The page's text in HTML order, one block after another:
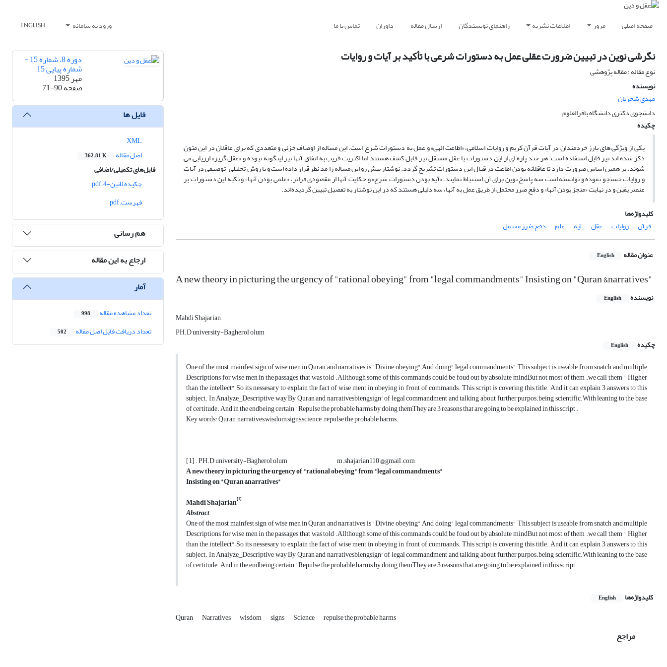
صفحه اصلی مرور اطلاعات نشریه راهنمای نویسندگان ارسال مقاله داوران تماس با ما ورود به سامانه ENGLISH
نگرشی نوین در تبیین ضرورت عقلی عمل به دستورات شرعی با تأکید بر آیات و روایات
نوع مقاله : مقاله پژوهشی
نویسنده
مهدی شجریان
دانشجوی دکتری دانشگاه باقرالعلوم
چکیده
یکی از ویژگی های بارز خردمندان در آیات قرآن کریم و روایات اسلامی، «اطاعت الهی» و عمل به دستورات شرع است. این مساله از اوصاف جزئی و متعددی که برای عاقلان در این متون
ذکر شده اند نیز قابل استفاده است. هر چند پاره ای از این دستورات با عقل مستقل نیز قابل کشف هستند اما اکثریت قریب به اتفاق آنها نیز اینگونه نبوده و «عقل گریز» ارزیابی می
شوند. بر همین اساس ضرورت دارد تا عاقلانه بودن اطاعت در قبال این دستورات تشریح گردد. نوشتار پیش رو این مساله را مد نظر قرار داده است و با روش تحلیلی – توصیفی در آیات
و روایات جستجو نموده و توانسته است سه پاسخ نوین برای آن استنباط نمایند. «آیه بودن دستورات شرع» و حکایت آنها از مقصودی فراتر، «علمی بودن آنها» و تکیه این دستورات بر
عنصر یقین و در نهایت «منجز بودن آنها» و دفع ضرر محتمل از طریق عمل به آنها، سه دلیلی هستند که در این نوشتار به تفصیل تبیین گردیده‌اند.
کلیدواژه‌ها
قرآن
روایات عقل آیه علم دفع ضرر محتمل
عنوان مقاله English
A new theory in picturing the urgency of "rational obeying" from "legal commandments" Insisting on "Quran &narratives"
نویسنده English
Mahdi Shajarian
PH.D university-Bagherol olum
چکیده
English
One of the most mainfest sign of wise men in Quran and narratives is "Divine obeying" And doing" legal commandments" This subject is useable from snatch and multiple
Descriptions for wise men in the passages that was told .Allthough some of this commands could be foud out by absolute mindBut not most of them .we call them " Higher
than the intellect" So its nessesary to explain the fact of wise ment in obeying in front of commands. This script is covering this title. And it can explain 3 answers to this
subject. In Analyze_Descriptive way By Quran and narrativesbiengsign"of legal commandment and talking about further purpos.being scientific.With leaning to the base
of certitude. And in the endbeing certain "Repulse the probable harms by doing themThey are 3 reasons that are going to be explained in this script .
Key words: Quran ,narratives,wisdom,signs,science, repulse the probable harms.
[1] . PH.D university-Bagherol olum m.shajarian110 @gmail.com
A new theory in picturing the urgency of "rational obeying" from "legal commandments"
Insisting on "Quran &narratives"
Mahdi Shajarian[1]
Abstract
One of the most mainfest sign of wise men in Quran and narratives is "Divine obeying" And doing" legal commandments" This subject is useable from snatch and multiple
Descriptions for wise men in the passages that was told .Allthough some of this commands could be foud out by absolute mindBut not most of them .we call them " Higher
than the intellect" So its nessesary to explain the fact of wise ment in obeying in front of commands. This script is covering this title. And it can explain 3 answers to this
subject. In Analyze_Descriptive way By Quran and narrativesbiengsign"of legal commandment and talking about further purpos.being scientific.With leaning to the base
of certitude. And in the endbeing certain "Repulse the probable harms by doing themThey are 3 reasons that are going to be explained in this script .
کلیدواژه‌ها English
Quran Narratives wisdom signs Science repulse the probable harms
مراجع
دوره 8، شماره 15 -
شماره پیاپی 15
مهر 1395
صفحه71-90
فایل ها
اصل مقاله
362.81 K
فایل‌های تکمیلی/اضافی
چکیده لاتین-4.pdf
فهرست.pdf
هم رسانی
ارجاع به این مقاله
آمار
تعداد مشاهده مقاله 998
تعداد دریافت فایل اصل مقاله 502